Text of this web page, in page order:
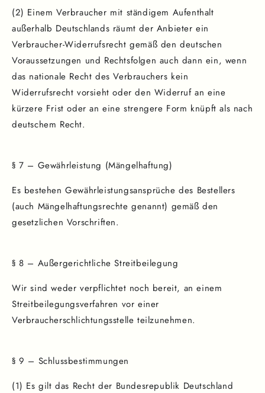
(2) Einem Verbraucher mit ständigem Aufenthalt
außerhalb Deutschlands räumt der Anbieter ein
Verbraucher-Widerrufsrecht gemäß den deutschen
Voraussetzungen und Rechtsfolgen auch dann ein, wenn
das nationale Recht des Verbrauchers kein
Widerrufsrecht vorsieht oder den Widerruf an eine
kürzere Frist oder an eine strengere Form knüpft als nach
deutschem Recht.
§ 7 – Gewährleistung (Mängelhaftung)
Es bestehen Gewährleistungsansprüche des Bestellers
(auch Mängelhaftungsrechte genannt) gemäß den
gesetzlichen Vorschriften.
§ 8 – Außergerichtliche Streitbeilegung
Wir sind weder verpflichtet noch bereit, an einem
Streitbeilegungsverfahren vor einer
Verbraucherschlichtungsstelle teilzunehmen.
§ 9 – Schlussbestimmungen
(1) Es gilt das Recht der Bundesrepublik Deutschland